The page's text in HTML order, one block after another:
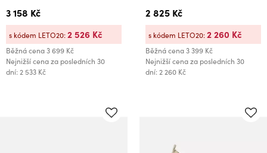
3 158 Kč
Běžná cena3 699 Kč
Nejnižší cena za posledních 30
dní: 2 533 Kč
s kódem LETO20:2 526 Kč
2 825 Kč
Běžná cena3 399 Kč
Nejnižší cena za posledních 30
dní: 2 260 Kč
s kódem LETO20:2 260 Kč